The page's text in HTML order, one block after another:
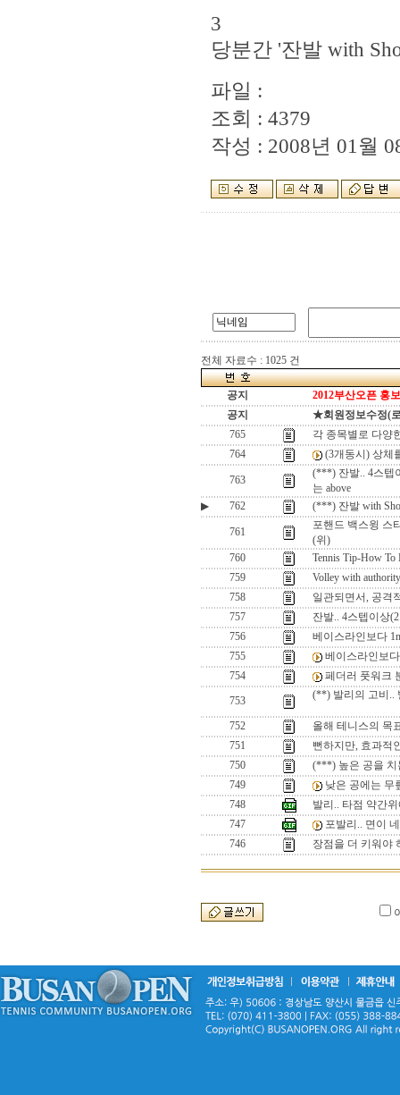
3
당분간 '잔발 with
파일 :
조회 : 4379
작성 : 2008년 01월
전체 자료수 : 1025 건
공지
2012부산오픈 홍
공지
★회원정보수정(
765
각 종목별로 다양
764
(3개동시) 상체
763
(***) 잔발.. 4스텝
는 above
▶
762 (***) 잔발 with
761
포핸드 백스윙 스
(위)
760
Tennis Tip-How To
759
Volley with
758
일관되면서, 공격
757
잔발.. 4스텝이상
756
베이스라인보다
755
베이스라인보
754
페더러 풋워크
753
(**) 발리의 고비..
752
올해 테니스의 목
751
뻔하지만, 효과적
750
(***) 높은 공을 치
749
낮은 공에는 무
748
발리.. 타점 약간
747
포발리.. 면이
746
장점을 더 키워야